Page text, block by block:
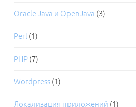
Oracle Java и OpenJava (3)
Perl (1)
PHP (7)
Wordpress (1)
Локализация приложений (1)